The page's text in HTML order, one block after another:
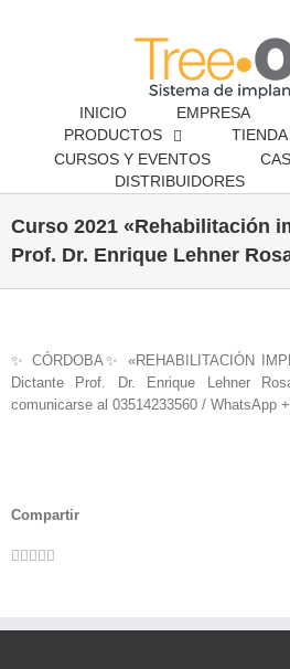
INICIO EMPRESA
PRODUCTOS
TIENDA
CURSOS Y EVENTOS
DISTRIBUIDORES
Curso 2021 «Rehabilitación
Prof. Dr. Enrique Lehner
✨ CÓRDOBA✨ «REHABILITACIÓN
Dictante Prof. Dr. Enrique Lehner
comunicarse al 03514233560 / WhatsApp
Compartir
Facebook
Twitter
LinkedIn
Whatsapp
Pinterest